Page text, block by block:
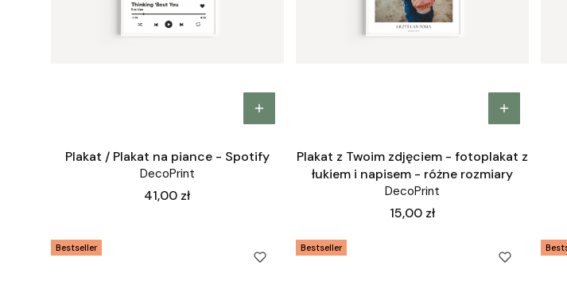
Plakat / Plakat na piance - Spotify
DecoPrint
Cena
41,00 zł
Plakat z Twoim zdjęciem - fotoplakat z
łukiem i napisem - różne rozmiary
DecoPrint
Cena
15,00 zł
Bestseller Bestseller